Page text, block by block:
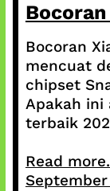
Bocoran
mencuat
chipset
Apakah
terbaik
Read
September